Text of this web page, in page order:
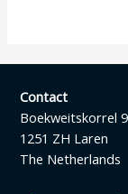
Contact
Boekweitskorrel
1251 ZH Laren
The Netherlands